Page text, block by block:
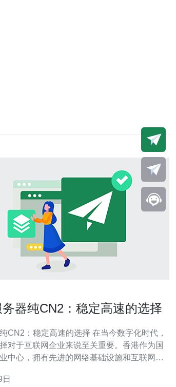
器纯CN2：稳定高速的选择
稳定高速的选择 在当今数字化时代，
对于互联网企业来说至关重要。香港作为国
中心，拥有先进的网络基础设施和互联网环
的服务器是至关重要的决策。 CN2网络是